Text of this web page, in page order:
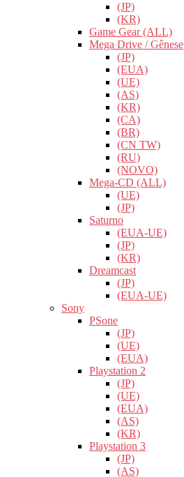
(JP)
(KR)
Game Gear (ALL)
Mega Drive / Gênese
(JP)
(EUA)
(UE)
(AS)
(KR)
(CA)
(BR)
(CN TW)
(RU)
(NOVO)
Mega-CD (ALL)
(UE)
(JP)
Saturno
(EUA-UE)
(JP)
(KR)
Dreamcast
(JP)
(EUA-UE)
Sony
PSone
(JP)
(UE)
(EUA)
Playstation 2
(JP)
(UE)
(EUA)
(AS)
(KR)
Playstation 3
(JP)
(AS)